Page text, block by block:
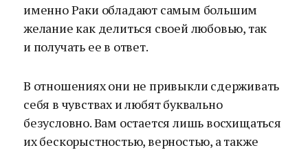
именно Раки обладают самым большим
желание как делиться своей любовью, так
и получать ее в ответ.
В отношениях они не привыкли сдерживать
себя в чувствах и любят буквально
безусловно. Вам остается лишь восхищаться
их бескорыстностью, верностью, а также